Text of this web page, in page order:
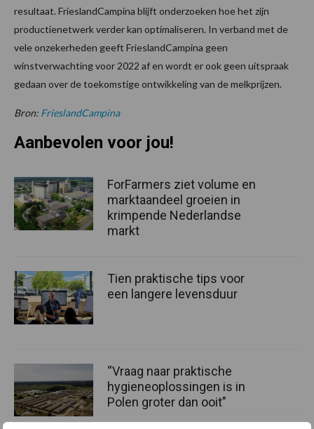
resultaat. FrieslandCampina blijft onderzoeken hoe het zijn
productienetwerk verder kan optimaliseren. In verband met de
vele onzekerheden geeft FrieslandCampina geen
winstverwachting voor 2022 af en wordt er ook geen uitspraak
gedaan over de toekomstige ontwikkeling van de melkprijzen.
Bron: FrieslandCampina
Aanbevolen voor jou!
ForFarmers ziet volume en
marktaandeel groeien in
krimpende Nederlandse
markt
Tien praktische tips voor
een langere levensduur
“Vraag naar praktische
hygieneoplossingen is in
Polen groter dan ooit”